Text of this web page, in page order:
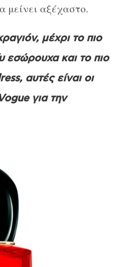
μείνει αξέχαστο.
μέχρι το πιο
εσώρουχα και το πιο
αυτές είναι οι
για την